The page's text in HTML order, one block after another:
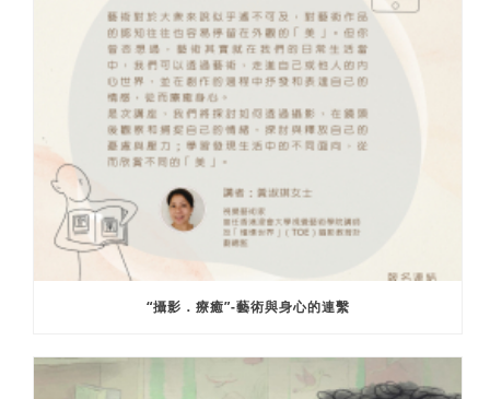
“攝影．療癒”-藝術與身心的連繫